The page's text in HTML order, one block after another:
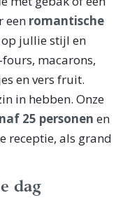
een romantische
jullie stijl en
macarons,
en vers fruit.
in hebben. Onze
25 personen en
receptie, als grand
dag